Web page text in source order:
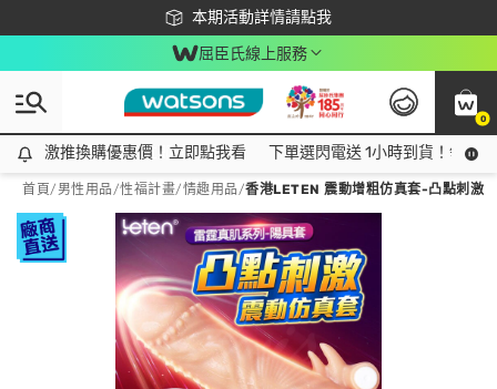
本期活動詳情請點我
下載app最高回饋$350
屈臣氏線上服務
0
激推換購優惠價！立即點我看
激推換購優惠價！立即點我看 下單選閃電送 1小時到貨！領神
首頁/ 男性用品/性福計畫/情趣用品/香港LETEN 震動增粗仿真套-凸點刺激